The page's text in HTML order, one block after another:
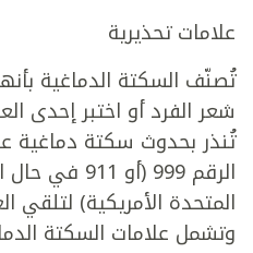
علامات تحذيرية
تُصنّف السكتة الدماغية
شعر الفرد أو اختبر إحدى
تُنذر بحدوث سكتة دماغية
الرقم 999 (أو
المتحدة الأمريكية)
وتشمل علامات السكتة